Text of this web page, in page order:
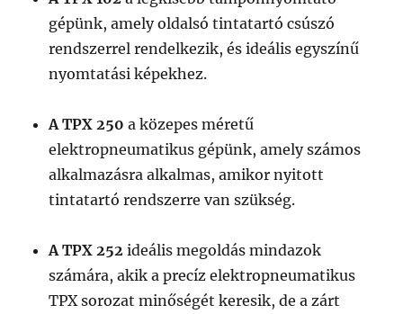
gépünk, amely oldalsó tintatartó csúszó
rendszerrel rendelkezik, és ideális egyszínű
nyomtatási képekhez.
A TPX 250 a közepes méretű
elektropneumatikus gépünk, amely számos
alkalmazásra alkalmas, amikor nyitott
tintatartó rendszerre van szükség.
A TPX 252 ideális megoldás mindazok
számára, akik a precíz elektropneumatikus
TPX sorozat minőségét keresik, de a zárt